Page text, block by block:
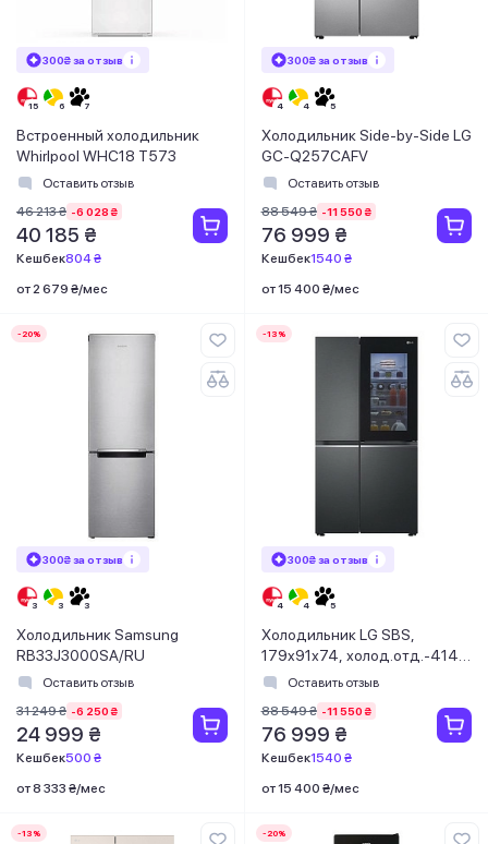
300₴ за отзыв
Встроенный холодильник
Whirlpool WHC18 T573
Оставить отзыв
46 213 ₴ -6 028 ₴
40 185 ₴
Кешбек804 ₴
от 2 679 ₴/мес
300₴ за отзыв
Холодильник Side-by-Side LG
GC-Q257CAFV
Оставить отзыв
88 549 ₴ -11 550 ₴
76 999 ₴
Кешбек1540 ₴
от 15 400 ₴/мес
-20%
300₴ за отзыв
Холодильник Samsung
RB33J3000SA/RU
Оставить отзыв
31 249 ₴ -6 250 ₴
24 999 ₴
Кешбек500 ₴
от 8 333 ₴/мес
-13%
300₴ за отзыв
Холодильник LG SBS,
179x91х74, холод.отд.-414л,
мороз.отд.-233л, 2дв., А+,
Оставить отзыв
88 549 ₴ -11 550 ₴
76 999 ₴
Кешбек1540 ₴
от 15 400 ₴/мес
-13% -20%